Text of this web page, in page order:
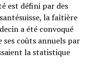
est défini par des
la faîtière
a été convoqué
ses coûts annuels par
la statistique